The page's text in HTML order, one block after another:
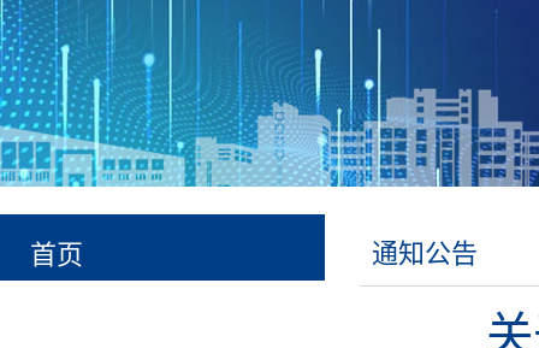
首页 通知公告